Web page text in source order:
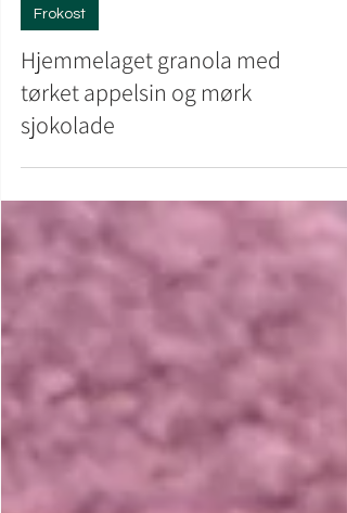
Frokost
Hjemmelaget granola med
tørket appelsin og mørk
sjokolade